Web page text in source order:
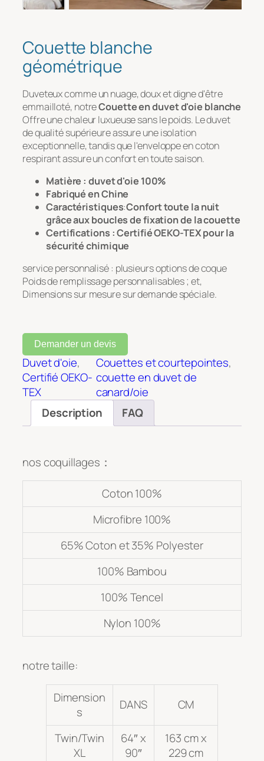
Couette blanche
géométrique
Duveteux comme un nuage, doux et digne d'être
emmailloté, notreCouette en duvet d'oie blanche
Offre une chaleur luxueuse sans le poids. Le duvet
de qualité supérieure assure une isolation
exceptionnelle, tandis que l'enveloppe en coton
respirant assure un confort en toute saison.
Matière : duvet d'oie 100%
Fabriqué en Chine
Caractéristiques:Confort toute la nuit
grâce aux boucles de fixation de la couette
Certifications : Certifié OEKO-TEX pour la
sécurité chimique
service personnalisé : plusieurs options de coque
Poids de remplissage personnalisables ; et,
Dimensions sur mesure sur demande spéciale.
Demander un devis
Duvet d'oie
Certifié OEKO-
TEX
Couettes et courtepointes
couette en duvet de
canard/oie
Description
FAQ
nos coquillages：
Coton 100%
Microfibre 100%
65% Coton et 35% Polyester
100% Bambou
100% Tencel
Nylon 100%
notre taille:
Dimension
s
DANS CM
Twin/Twin
XL
64″ x
90″
163 cm x
229 cm
Téléchargement de fichiers
Télécharger
Soumettre